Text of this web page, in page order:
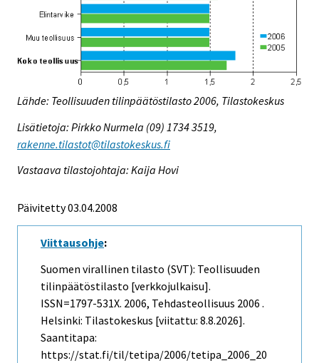
Lähde: Teollisuuden tilinpäätöstilasto 2006, Tilastokeskus
Lisätietoja: Pirkko Nurmela (09) 1734 3519,
rakenne.tilastot@tilastokeskus.fi
Vastaava tilastojohtaja: Kaija Hovi
Päivitetty 03.04.2008
Viittausohje:
Suomen virallinen tilasto (SVT): Teollisuuden
tilinpäätöstilasto [verkkojulkaisu].
ISSN=1797-531X. 2006, Tehdasteollisuus 2006 .
Helsinki: Tilastokeskus [viitattu: 8.8.2026].
Saantitapa:
https://stat.fi/til/tetipa/2006/tetipa_2006_20